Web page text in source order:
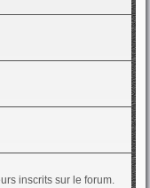
inscrits sur le forum.